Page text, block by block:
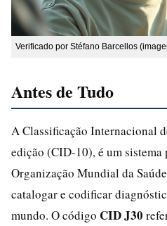
Verificado por Stéfano Barcellos
Antes de Tudo
A Classificação Internacional
edição (CID-10), é um sistema
Organização Mundial da
catalogar e codificar
mundo. O código CID J30